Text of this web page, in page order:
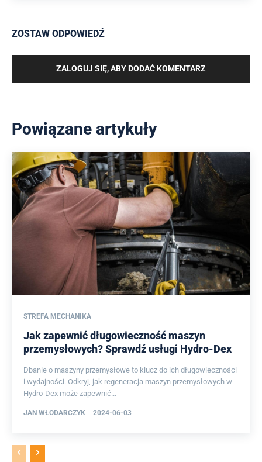
ZOSTAW ODPOWIEDŹ
ZALOGUJ SIĘ, ABY DODAĆ KOMENTARZ
Powiązane artykuły
STREFA MECHANIKA
Jak zapewnić długowieczność maszyn
przemysłowych? Sprawdź usługi Hydro-Dex
Dbanie o maszyny przemysłowe to klucz do ich długowieczności
i wydajności. Odkryj, jak regeneracja maszyn przemysłowych w
Hydro-Dex może zapewnić...
JAN WŁODARCZYK - 2024-06-03